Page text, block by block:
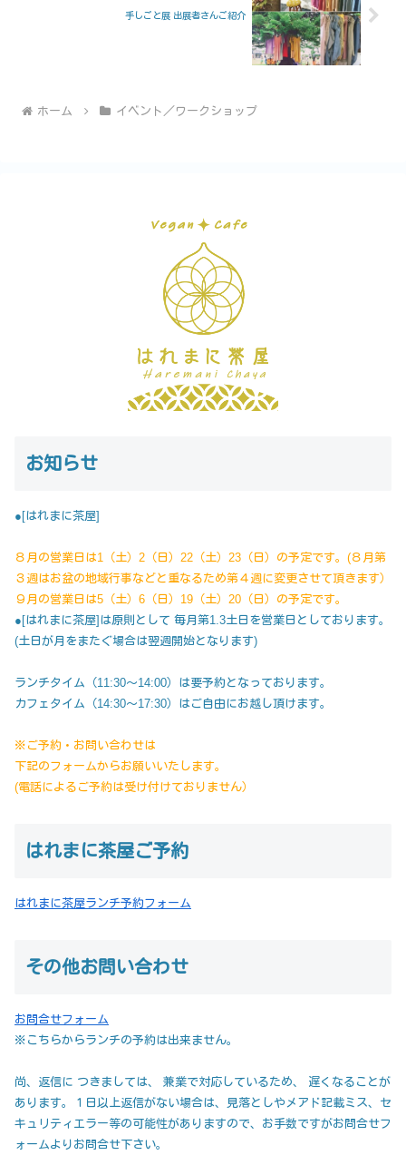
手しごと展 出展者さんご紹介
ホーム イベント／ワークショップ
お知らせ
●[はれまに茶屋]
８月の営業日は1（土）2（日）22（土）23（日）の予定です。(８月第
３週はお盆の地域行事などと重なるため第４週に変更させて頂きます）
９月の営業日は5（土）6（日）19（土）20（日）の予定です。
●[はれまに茶屋]は原則として 毎月第1.3土日を営業日としております。
(土日が月をまたぐ場合は翌週開始となります)
ランチタイム（11:30～14:00）は要予約となっております。
カフェタイム（14:30～17:30）はご自由にお越し頂けます。
※ご予約・お問い合わせは
下記のフォームからお願いいたします。
(電話によるご予約は受け付けておりません）
はれまに茶屋ご予約
はれまに茶屋ランチ予約フォーム
その他お問い合わせ
お問合せフォーム
※こちらからランチの予約は出来ません。
尚、返信に つきましては、 兼業で対応しているため、 遅くなることが
あります。１日以上返信がない場合は、見落としやメアド記載ミス、セ
キュリティエラー等の可能性がありますので、お手数ですがお問合せフ
ォームよりお問合せ下さい。